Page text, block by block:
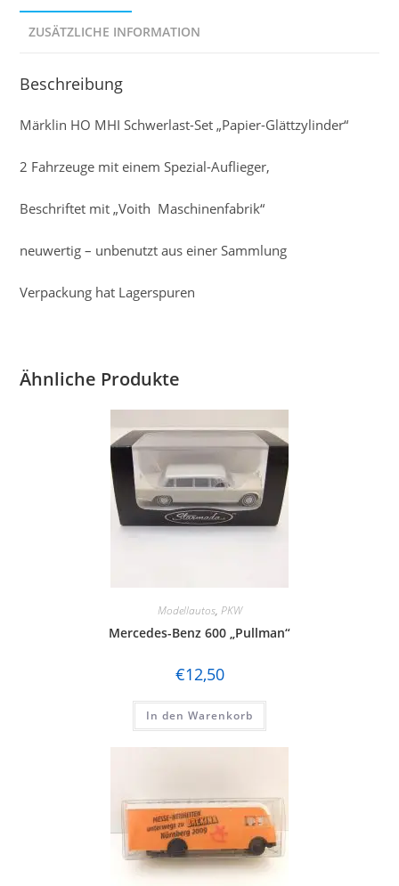
ZUSÄTZLICHE INFORMATION
Beschreibung
Märklin HO MHI Schwerlast-Set „Papier-Glättzylinder“
2 Fahrzeuge mit einem Spezial-Auflieger,
Beschriftet mit „Voith Maschinenfabrik“
neuwertig – unbenutzt aus einer Sammlung
Verpackung hat Lagerspuren
Ähnliche Produkte
Modellautos, PKW
Mercedes-Benz 600 „Pullman“
€12,50
In den Warenkorb